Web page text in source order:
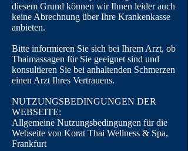
diesem Grund können wir Ihnen leider auch
keine Abrechnung über Ihre Krankenkasse
anbieten.
Bitte informieren Sie sich bei Ihrem Arzt, ob
Thaimassagen für Sie geeignet sind und
konsultieren Sie bei anhaltenden Schmerzen
einen Arzt Ihres Vertrauens.
NUTZUNGSBEDINGUNGEN DER
WEBSEITE:
Allgemeine Nutzungsbedingungen für die
Webseite von Korat Thai Wellness & Spa,
Frankfurt